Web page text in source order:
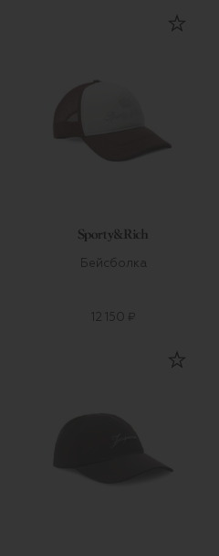
Бейсболка
12 150 ₽